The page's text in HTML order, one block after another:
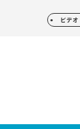
ビデオ